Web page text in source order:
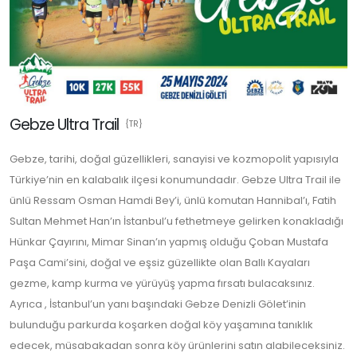
Gebze Ultra Trail {TR}
Gebze, tarihi, doğal güzellikleri, sanayisi ve kozmopolit yapısıyla
Türkiye’nin en kalabalık ilçesi konumundadır. Gebze Ultra Trail ile
ünlü Ressam Osman Hamdi Bey’i, ünlü komutan Hannibal’ı, Fatih
Sultan Mehmet Han’ın İstanbul’u fethetmeye gelirken konakladığı
Hünkar Çayırını, Mimar Sinan’ın yapmış olduğu Çoban Mustafa
Paşa Cami’sini, doğal ve eşsiz güzellikte olan Ballı Kayaları
gezme, kamp kurma ve yürüyüş yapma fırsatı bulacaksınız.
Ayrıca , İstanbul’un yanı başındaki Gebze Denizli Gölet’inin
bulunduğu parkurda koşarken doğal köy yaşamına tanıklık
edecek, müsabakadan sonra köy ürünlerini satın alabileceksiniz.